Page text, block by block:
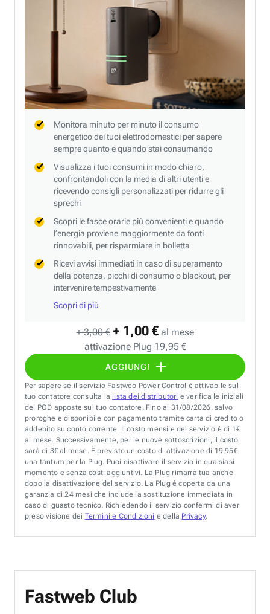
+ 3,00 € + 1,00 € al mese
attivazione Plug 19,95 €
AGGIUNGI
Monitora minuto per minuto il consumo
energetico dei tuoi elettrodomestici per sapere
sempre quanto e quando stai consumando
Visualizza i tuoi consumi in modo chiaro,
confrontandoli con la media di altri utenti e
ricevendo consigli personalizzati per ridurre gli
sprechi
Scopri le fasce orarie più convenienti e quando
l’energia proviene maggiormente da fonti
rinnovabili, per risparmiare in bolletta
Ricevi avvisi immediati in caso di superamento
della potenza, picchi di consumo o blackout, per
intervenire tempestivamente
Scopri di più
Per sapere se il servizio Fastweb Power Control è attivabile sul
tuo contatore consulta la lista dei distributori e verifica le iniziali
del POD apposte sul tuo contatore. Fino al 31/08/2026, salvo
proroghe e disponibile con pagamento tramite carta di credito o
addebito su conto corrente. Il costo mensile del servizio è di 1€
al mese. Successivamente, per le nuove sottoscrizioni, il costo
sarà di 3€ al mese. È previsto un costo di attivazione di 19,95€
una tantum per la Plug. Puoi disattivare il servizio in qualsiasi
momento e senza costi aggiuntivi. La Plug rimarrà tua anche
dopo la disattivazione del servizio. La Plug è coperta da una
garanzia di 24 mesi che include la sostituzione immediata in
caso di guasto tecnico. Richiedendo il servizio confermi di aver
preso visione dei Termini e Condizioni e della Privacy.
Fastweb Club